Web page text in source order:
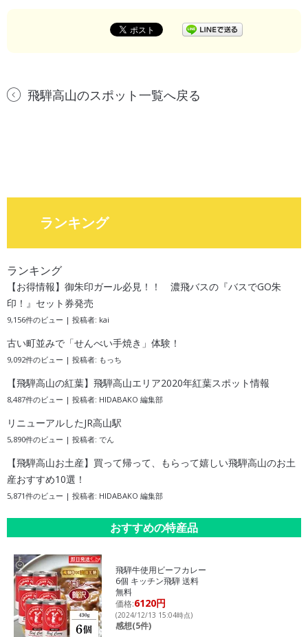
飛騨高山のスポット一覧へ戻る
ランキング
ランキング
【お得情報】御朱印ガール必見！！ 濃飛バスの『バスでGO朱
印！』セット券発売
9,156件のビュー | 投稿者: kai
古い町並みで「せんべい手焼き」体験！
9,092件のビュー | 投稿者: もっち
【飛騨高山の紅葉】飛騨高山エリア2020年紅葉スポット情報
8,487件のビュー | 投稿者: HIDABAKO 編集部
リニューアルしたJR高山駅
5,890件のビュー | 投稿者: でん
【飛騨高山お土産】買って帰って、もらって嬉しい飛騨高山のお土
産おすすめ10選！
5,871件のビュー | 投稿者: HIDABAKO 編集部
おすすめの特産品
飛騨牛使用ビーフカレー
6個 キッチン飛騨 送料
無料
価格:6120円
(2024/12/13 15:04時点)
感想(5件)